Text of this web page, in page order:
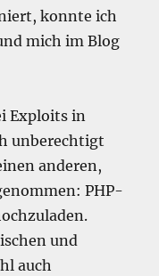
konnte ich
mich im Blog
Exploits in
unberechtigt
anderen,
PHP-
und
auch